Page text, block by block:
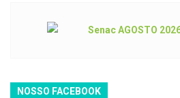
NOSSO FACEBOOK